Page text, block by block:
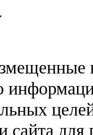
сайта